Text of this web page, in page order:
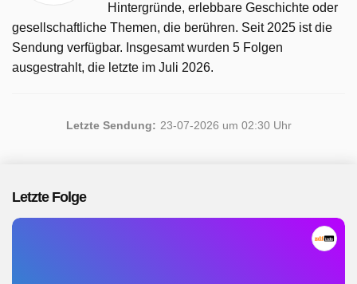
Hintergründe, erlebbare Geschichte oder
gesellschaftliche Themen, die berühren. Seit 2025 ist die
Sendung verfügbar. Insgesamt wurden 5 Folgen
ausgestrahlt, die letzte im Juli 2026.
Letzte Sendung: 23-07-2026 um 02:30 Uhr
Letzte Folge